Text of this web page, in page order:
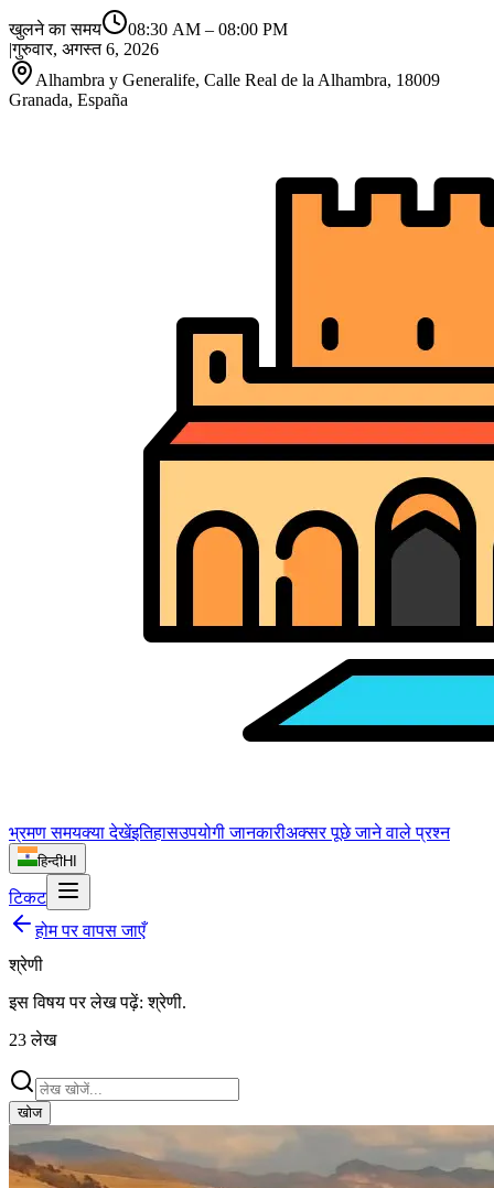
खुलने का समय 08:30 AM – 08:00 PM
|गुरुवार, अगस्त 6, 2026
Alhambra y Generalife, Calle Real de la Alhambra, 18009
Granada, España
भ्रमण समयक्या देखेंइतिहासउपयोगी जानकारीअक्सर पूछे जाने वाले प्रश्न
हिन्दीHI
टिकट
होम पर वापस जाएँ
श्रेणी
इस विषय पर लेख पढ़ें: श्रेणी.
23 लेख
खोज